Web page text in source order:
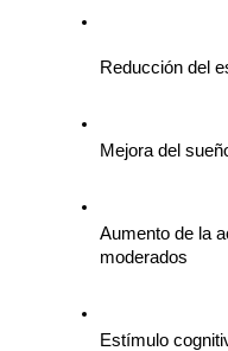
Reducción del
Mejora del
Aumento de la
moderados
Estímulo